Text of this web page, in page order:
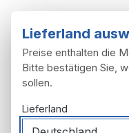
Lieferland
Preise enthalten die
Bitte bestätigen Sie,
sollen.
Lieferland